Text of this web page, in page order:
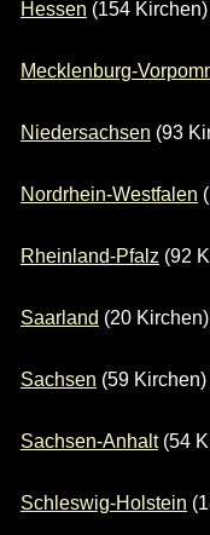
Hessen (154 Kirchen)
Mecklenburg-
Niedersachsen (93
Nordrhein-Westfalen
Rheinland-Pfalz (92
Saarland (20 Kirchen)
Sachsen (59 Kirchen)
Sachsen-Anhalt(54
Schleswig-Holstein